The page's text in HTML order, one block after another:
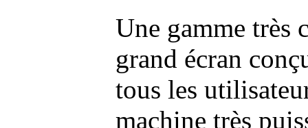
Une gamme très
grand écran
tous les
machine très